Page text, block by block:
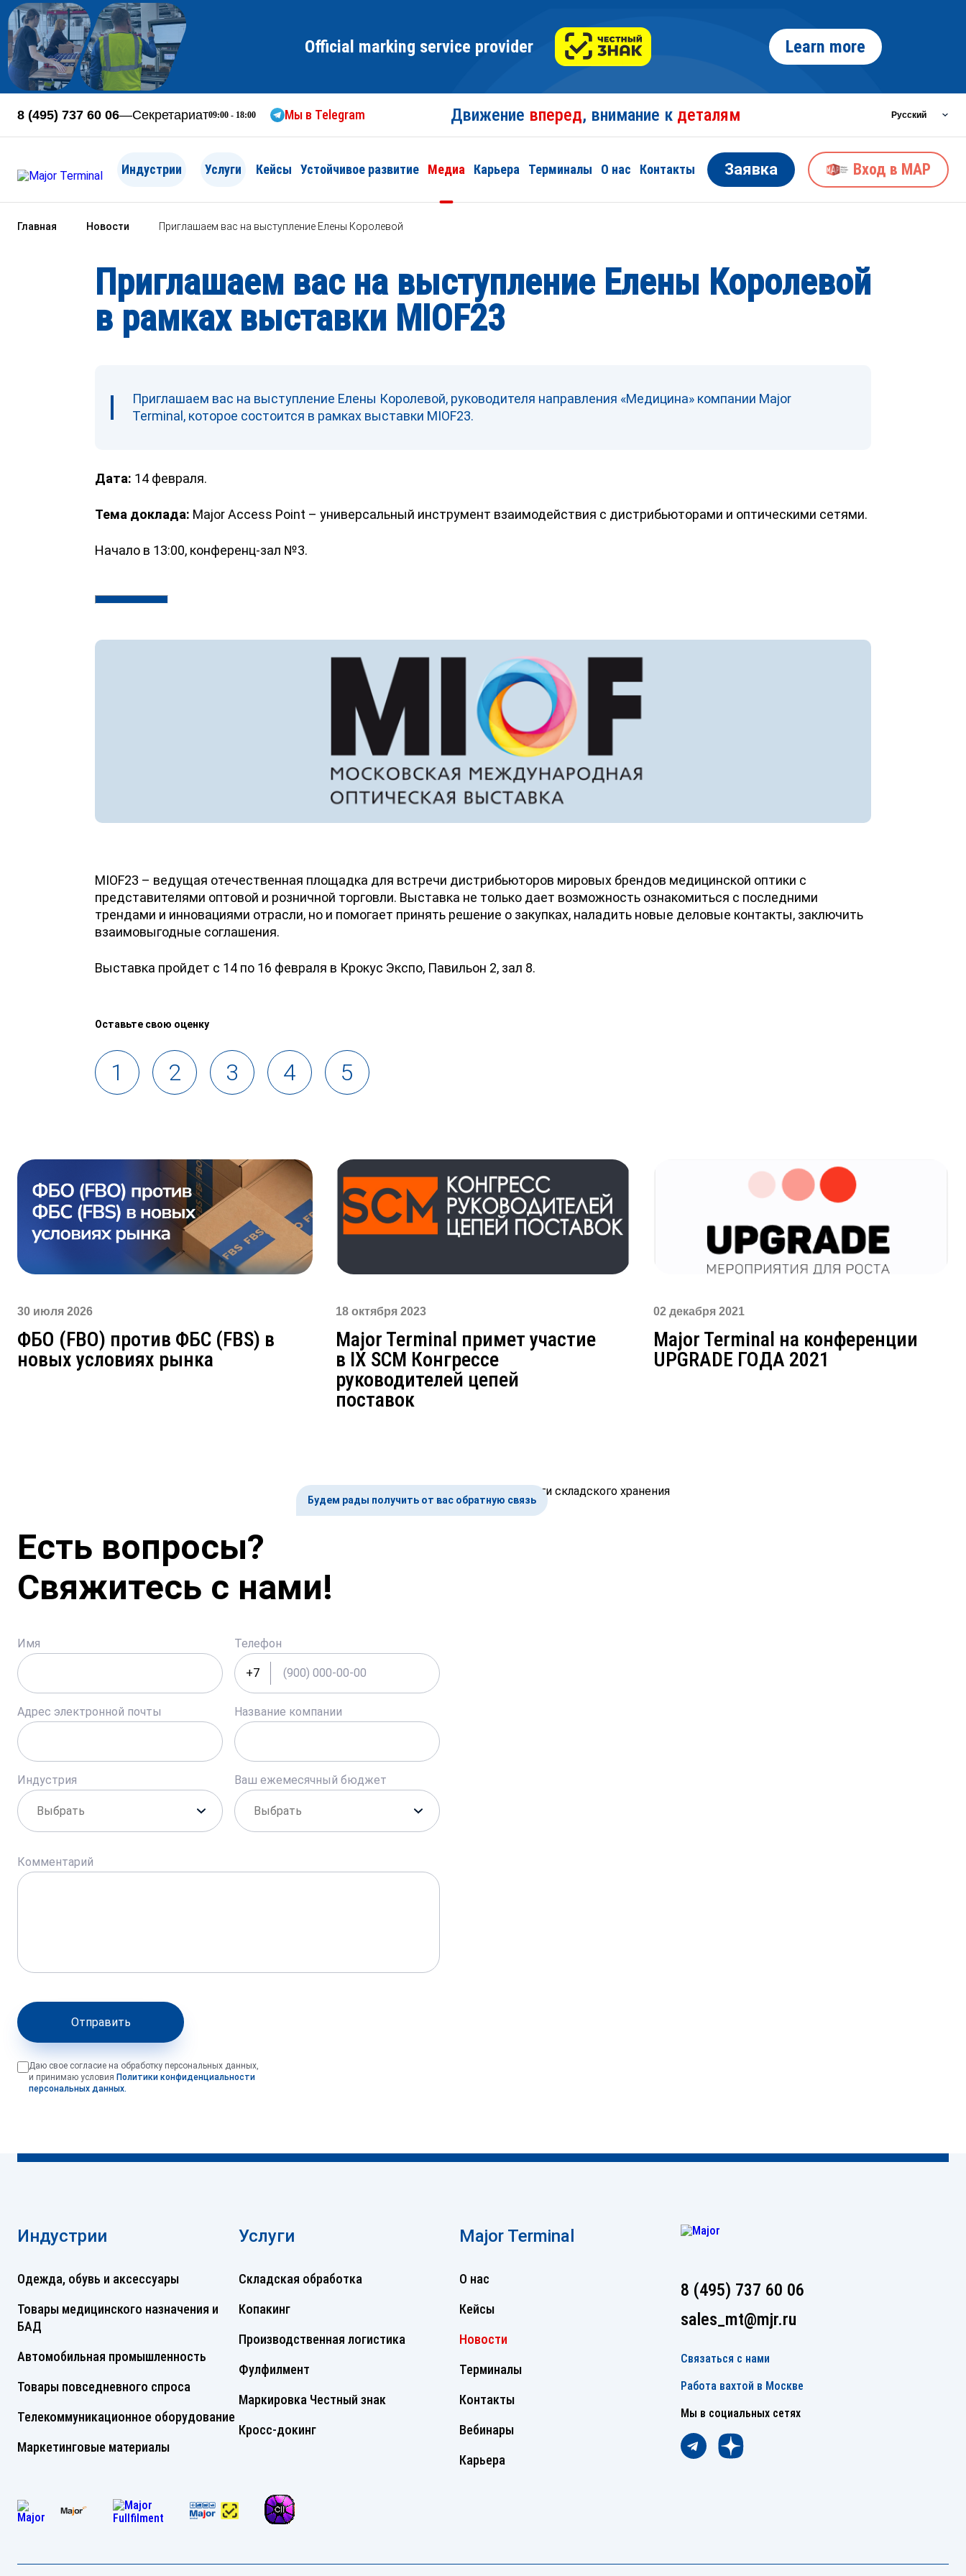
Official marking service provider Learn more
8 (495) 737 60 06—Секретариат09:00 - 18:00 Мы в Telegram Движение вперед, внимание к деталям
Индустрии Услуги Кейсы Устойчивое развитие Медиа Карьера Терминалы О нас Контакты Заявка Вход в MAP
Главная Новости Приглашаем вас на выступление Елены Королевой
Приглашаем вас на выступление Елены Королевой
в рамках выставки MIOF23
Приглашаем вас на выступление Елены Королевой, руководителя направления «Медицина» компании Major
Terminal, которое состоится в рамках выставки MIOF23.
Дата: 14 февраля.
Тема доклада: Major Access Point – универсальный инструмент взаимодействия с дистрибьюторами и оптическими сетями.
Начало в 13:00, конференц-зал №3.
MIOF23 – ведущая отечественная площадка для встречи дистрибьюторов мировых брендов медицинской оптики с
представителями оптовой и розничной торговли. Выставка не только дает возможность ознакомиться с последними
трендами и инновациями отрасли, но и помогает принять решение о закупках, наладить новые деловые контакты, заключить
взаимовыгодные соглашения.
Выставка пройдет с 14 по 16 февраля в Крокус Экспо, Павильон 2, зал 8.
Оставьте свою оценку
1 2 3 4 5
30 июля 2026
ФБО (FBO) против ФБС (FBS) в
новых условиях рынка
18 октября 2023
Major Terminal примет участие
в IX SCM Конгрессе
руководителей цепей
поставок
02 декабря 2021
Major Terminal на конференции
UPGRADE ГОДА 2021
Будем рады получитьот вас обратную связь
Есть вопросы?
Свяжитесь с нами!
Имя Телефон
+7
Адрес электронной почты Название компании
Индустрия Ваш ежемесячный бюджет
Комментарий
Отправить
Даю свое согласие на обработку персональных данных,
и принимаю условия Политики конфиденциальности
персональных данных.
Индустрии
Одежда, обувь и аксессуары
Товары медицинского назначения и
БАД
Автомобильная промышленность
Товары повседневного спроса
Телекоммуникационное оборудование
Маркетинговые материалы
Услуги
Складская обработка
Копакинг
Производственная логистика
Фулфилмент
Маркировка Честный знак
Кросс-докинг
Major Terminal
О нас
Кейсы
Новости
Терминалы
Контакты
Вебинары
Карьера
8 (495) 737 60 06
sales_mt@mjr.ru
Связаться с нами
Работа вахтой в Москве
Мы в социальных сетях